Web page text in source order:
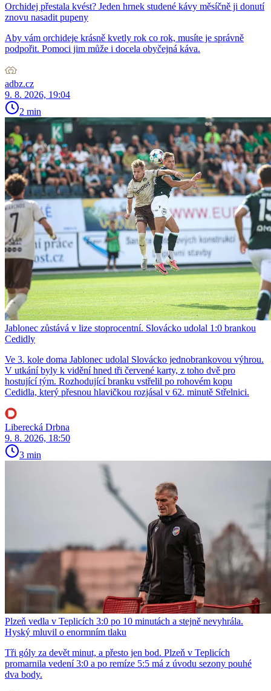
Orchidej přestala kvést? Jeden hrnek studené kávy měsíčně ji donutí
znovu nasadit pupeny
Aby vám orchideje krásně kvetly rok co rok, musíte je správně
podpořit. Pomoci jim může i docela obyčejná káva.
adbz.cz
9. 8. 2026, 19:04
2 min
Jablonec zůstává v lize stoprocentní. Slovácko udolal 1:0 brankou
Cedidly
Ve 3. kole doma Jablonec udolal Slovácko jednobrankovou výhrou.
V utkání byly k vidění hned tři červené karty, z toho dvě pro
hostující tým. Rozhodující branku vstřelil po rohovém kopu
Cedidla, který přesnou hlavičkou rozjásal v 62. minutě Střelnici.
Liberecká Drbna
9. 8. 2026, 18:50
3 min
Plzeň vedla v Teplicích 3:0 po 10 minutách a stejně nevyhrála.
Hyský mluvil o enormním tlaku
Tři góly za devět minut, a přesto jen bod. Plzeň v Teplicích
promarnila vedení 3:0 a po remíze 5:5 má z úvodu sezony pouhé
dva body.